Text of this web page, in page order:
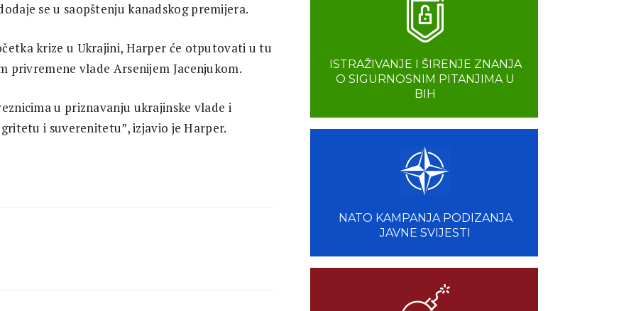
se u saopštenju kanadskog premijera.
krize u Ukrajini, Harper će otputovati u tu
privremene vlade Arsenijem Jacenjukom.
u priznavanju ukrajinske vlade i
i suverenitetu”, izjavio je Harper.
ISTRAŽIVANJE I ŠIRENJE ZNANJA
O SIGURNOSNIM PITANJIMA U
BIH
NATO KAMPANJA PODIZANJA
JAVNE SVIJESTI